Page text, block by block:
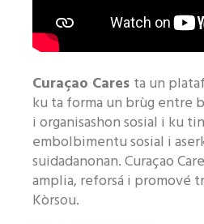
Curaçao Cares ta un
ku ta forma un brùg entre
i organisashon sosial i ku
embolbimentu sosial i
suidadanonan. Curaçao
amplia, reforsá i promové
Kòrsou.